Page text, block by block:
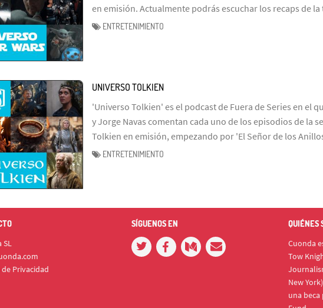
en emisión. Actualmente podrás escuchar los recaps de la
ENTRETENIMIENTO
UNIVERSO TOLKIEN
'Universo Tolkien' es el podcast de Fuera de Series en el
y Jorge Navas comentan cada uno de los episodios de la
Tolkien en emisión, empezando por 'El Señor de los
ENTRETENIMIENTO
SL
Privacidad
SÍGUENOS EN QUIÉNES
Cuonda
Tow
New
una beca